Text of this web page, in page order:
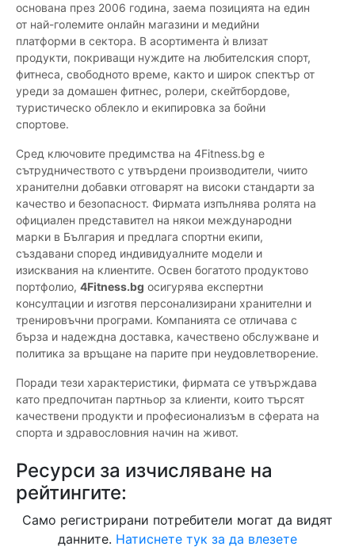
основана през 2006 година, заема позицията на един
от най-големите онлайн магазини и медийни
платформи в сектора. В асортимента ѝ влизат
продукти, покриващи нуждите на любителския спорт,
фитнеса, свободното време, както и широк спектър от
уреди за домашен фитнес, ролери, скейтбордове,
туристическо облекло и екипировка за бойни
спортове.
Сред ключовите предимства на 4Fitness.bg е
сътрудничеството с утвърдени производители, чиито
хранителни добавки отговарят на високи стандарти за
качество и безопасност. Фирмата изпълнява ролята на
официален представител на някои международни
марки в България и предлага спортни екипи,
създавани според индивидуалните модели и
изисквания на клиентите. Освен богатото продуктово
портфолио, 4Fitness.bg осигурява експертни
консултации и изготвя персонализирани хранителни и
тренировъчни програми. Компанията се отличава с
бърза и надеждна доставка, качествено обслужване и
политика за връщане на парите при неудовлетворение.
Поради тези характеристики, фирмата се утвърждава
като предпочитан партньор за клиенти, които търсят
качествени продукти и професионализъм в сферата на
спорта и здравословния начин на живот.
Ресурси за изчисляване на
рейтингите:
Само регистрирани потребители могат да видят
данните. Натиснете тук за да влезете